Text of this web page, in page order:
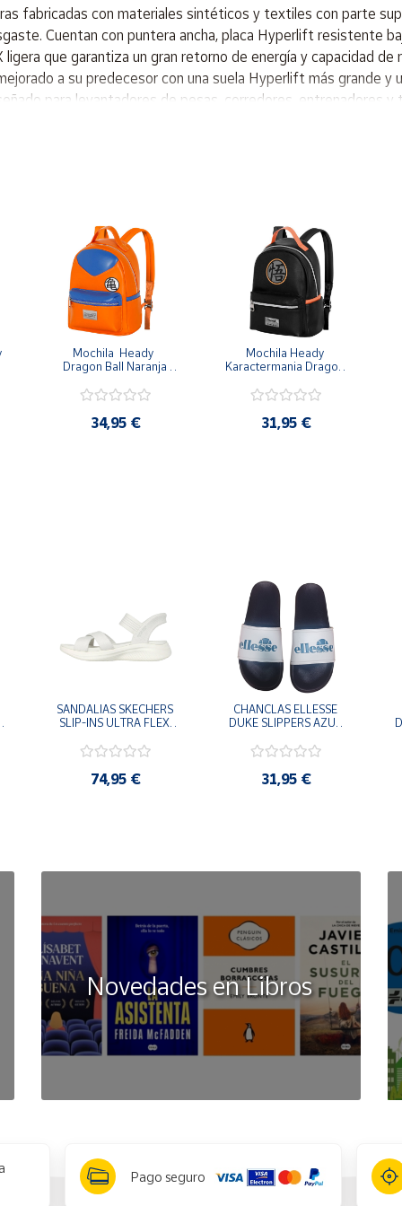
fabricadas con materiales sintéticos y textiles con parte
Cuentan con puntera ancha, placa Hyperlift resistente
que garantiza un gran retorno de energía y capacidad
a su predecesor con una suela Hyperlift más grande y
para levantadores de pesas, corredores, entrenadores
desde la entresuela hasta la parte superior para ofrecer una
firme en el exterior y espuma blanda en el interior-
Mochila  Heady
Dragon Ball Naranja
34,95 €
Mochila Heady
Karactermania Dragon
31,95 €
SANDALIAS SKECHERS
SLIP-INS ULTRA FLEX
BLANCO OFF 119975-
COMODAS MUJER
74,95 €
CHANCLAS ELLESSE
DUKE SLIPPERS AZUL
ADELAIDE022-E-
FLOP SANDALIAS
COMODAS HOMBRE
31,95 €
Novedades en Libros
Pago seguro